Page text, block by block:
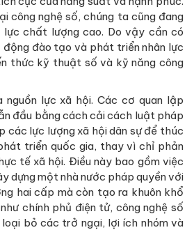
công nghệ số, chúng ta cũng đang
lực chất lượng cao. Do vậy cần có
động đào tạo và phát triển nhân lực
thức kỹ thuật số và kỹ năng công
nguồn lực xã hội. Các cơ quan lập
đầu bằng cách cải cách luật pháp
các lực lượng xã hội dân sự để thúc
triển quốc gia, thay vì chỉ phản
tế xã hội. Điều này bao gồm việc
dựng một nhà nước pháp quyền với
hai cấp mà còn tạo ra khuôn khổ
chính phủ điện tử, công nghệ số
loại bỏ các trở ngại, lợi ích nhóm và